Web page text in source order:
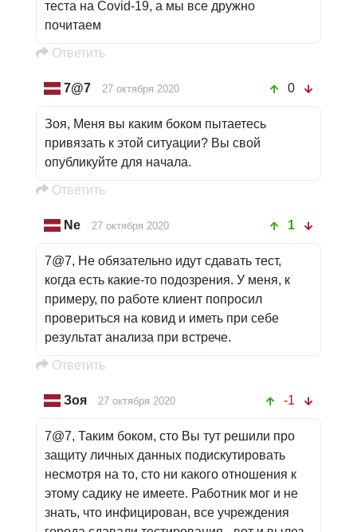
теста на Соvid-19, a мы все дружно
почитаем
Oтветить
7@7 27 октября 2020 0
Зоя, Меня вы каким боком пытаетесь
привязать к этой ситуации? Вы свой
опубликуйте для начала.
Oтветить
Ne 27 октября 2020 1
7@7, Не обязательно идут сдавать тест,
когда есть какие-то подозрения. У меня, к
примеру, по работе клиент попросил
провериться на ковид и иметь при себе
результат анализа при встрече.
Oтветить
Зоя 27 октября 2020 -1
7@7, Таким боком, сто Вы тут решили про
защиту личных данных подискутировать
несмотря на то, сто ни какого отношения к
этому садику не имеете. Работник мог и не
знать, что инфицирован, все учреждения